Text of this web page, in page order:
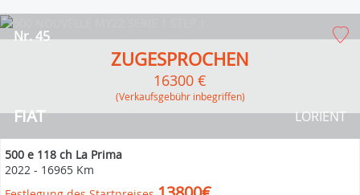
FIAT
Nr. 45
LORIENT
ZUGESPROCHEN
16300 €
(Verkaufsgebühr inbegriffen)
500 e 118 ch La Prima
2022 - 16965 Km